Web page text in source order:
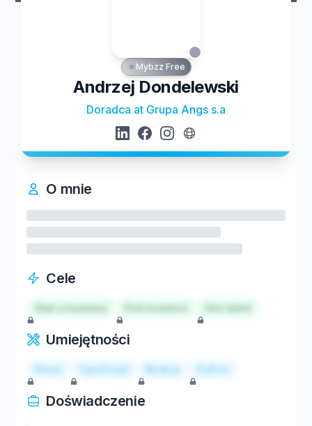
Mybzz Free
Andrzej Dondelewski
Doradca at Grupa Angs s.a
O mnie
Cele
Start a business Hire talent
Umiejętności
React TypeScript Node.js Python
Doświadczenie